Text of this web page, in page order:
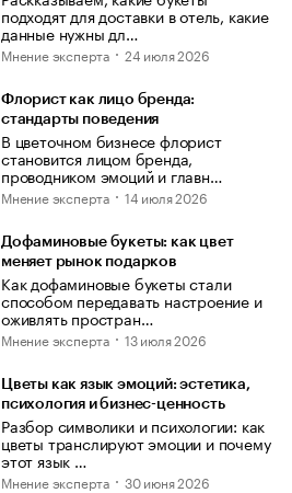
подходят для доставки в отель, какие
данные нужны дл…
Мнение эксперта 24 июля 2026
Флорист как лицо бренда:
стандарты поведения
В цветочном бизнесе флорист
становится лицом бренда,
проводником эмоций и главн…
Мнение эксперта 14 июля 2026
Дофаминовые букеты: как цвет
меняет рынок подарков
Как дофаминовые букеты стали
способом передавать настроение и
оживлять простран…
Мнение эксперта 13 июля 2026
Цветы как язык эмоций: эстетика,
психология и бизнес-ценность
Разбор символики и психологии: как
цветы транслируют эмоции и почему
этот язык …
Мнение эксперта 30 июня 2026